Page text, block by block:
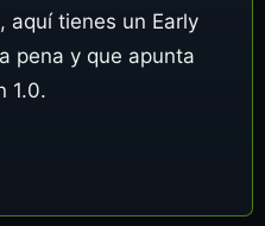
aquí tienes un Early
pena y que apunta
1.0.